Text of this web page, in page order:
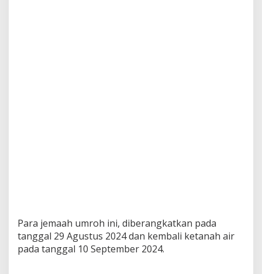
Para jemaah umroh ini, diberangkatkan pada
tanggal 29 Agustus 2024 dan kembali ketanah air
pada tanggal 10 September 2024.